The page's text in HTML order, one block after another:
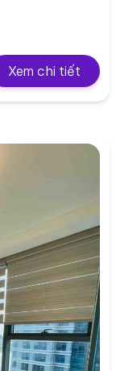
Xem chi tiết